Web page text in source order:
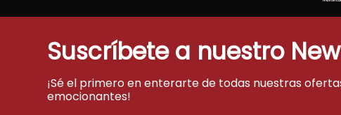
Suscríbete a nuestro
¡Sé el primero en enterarte de todas nuestras
emocionantes!